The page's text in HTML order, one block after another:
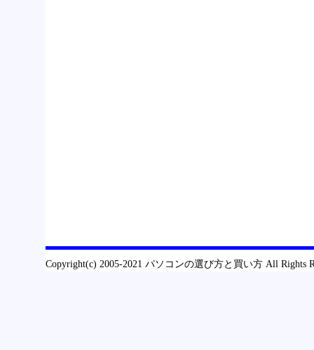
Copyright(c) 2005-2021 パソコンの選び方と買い方 All Rights